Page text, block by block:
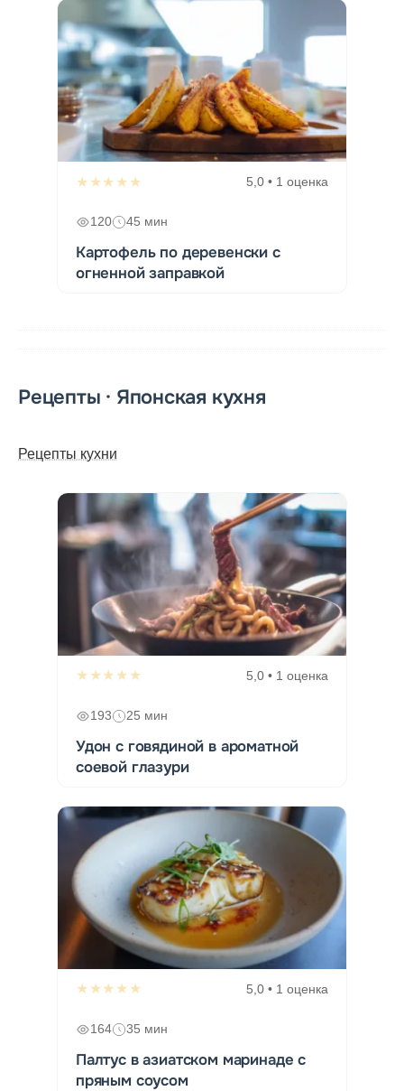
★★★★★ 5,0 • 1 оценка
120 45 мин
Картофель по деревенски с
огненной заправкой
Рецепты · Японская кухня
Рецепты кухни
★★★★★ 5,0 • 1 оценка
193 25 мин
Удон с говядиной в ароматной
соевой глазури
★★★★★ 5,0 • 1 оценка
164 35 мин
Палтус в азиатском маринаде с
пряным соусом